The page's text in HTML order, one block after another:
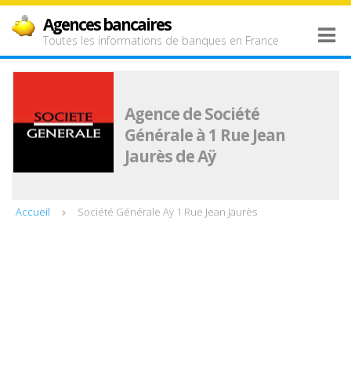
Agences bancaires
Toutes les informations de banques en France
Agence de Société
Générale à 1 Rue Jean
Jaurès de Aÿ
Accueil Société Générale Aÿ 1 Rue Jean Jaurès